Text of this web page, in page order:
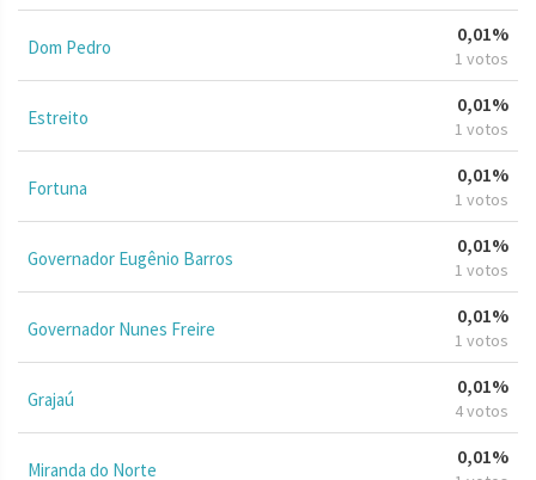
Dom Pedro
0,01%
1 votos
Estreito
0,01%
1 votos
Fortuna
0,01%
1 votos
Governador Eugênio Barros
0,01%
1 votos
Governador Nunes Freire
0,01%
1 votos
Grajaú
0,01%
4 votos
Miranda do Norte
0,01%